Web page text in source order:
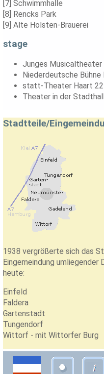
[7] Schwimmhalle
[8] Rencks Park
[9] Alte Holsten-Brauerei
stage
Junges
Niederdeutsche
statt-Theater Haart
Theater in der
Stadtteile/
1938 vergrößerte sich das
Eingemeindung umliegender
heute:
Einfeld
Faldera
Gartenstadt
Tungendorf
Wittorf - mit Wittorfer Burg